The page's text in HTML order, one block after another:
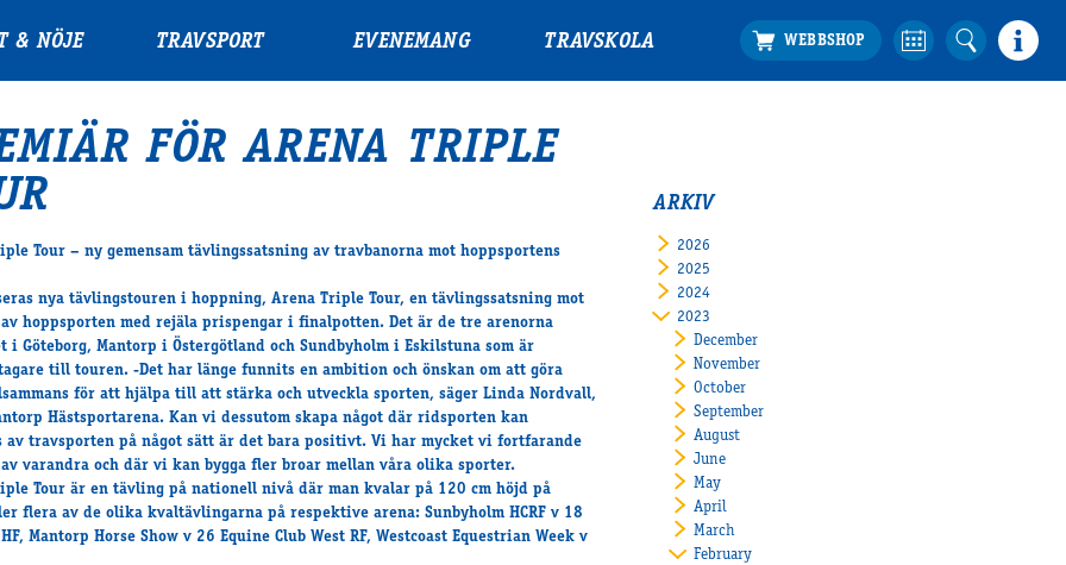
& NÖJE TRAVSPORT EVENEMANG TRAVSKOLA
FÖR ARENA TRIPLE
Tour – ny gemensam tävlingssatsning av travbanorna mot hoppsportens
nya tävlingstouren i hoppning, Arena Triple Tour, en tävlingssatsning mot
hoppsporten med rejäla prispengar i finalpotten. Det är de tre arenorna
i Göteborg, Mantorp i Östergötland och Sundbyholm i Eskilstuna som är
till touren. -Det har länge funnits en ambition och önskan om att göra
för att hjälpa till att stärka och utveckla sporten, säger Linda Nordvall,
Hästsportarena. Kan vi dessutom skapa något där ridsporten kan
av travsporten på något sätt är det bara positivt. Vi har mycket vi fortfarande
varandra och där vi kan bygga fler broar mellan våra olika sporter.
Tour är en tävling på nationell nivå där man kvalar på 120 cm höjd på
flera av de olika kvaltävlingarna på respektive arena: Sunbyholm HCRF v 18
Mantorp Horse Show v 26 Equine Club West RF, Westcoast Equestrian Week v
ARKIV
2026
2025
2024
2023
December
November
October
September
August
June
May
April
March
February